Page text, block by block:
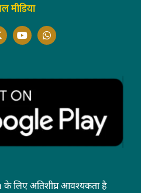
मीडिया
के लिए अतिशीघ्र आवश्यकता है